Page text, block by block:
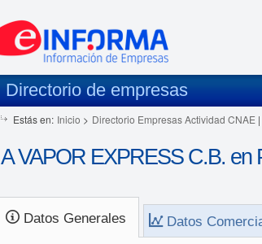
Directorio de empresas
Estás en: Inicio > Directorio Empresas Actividad CNAE |
A VAPOR EXPRESS C.B. en
Datos Generales Datos